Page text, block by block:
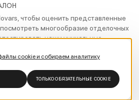
чтобы оценить представленные
многообразие отделочных
наши уникальные
cookie и собираем аналитику
ТОЛЬКО ОБЯЗАТЕЛЬНЫЕ COOKIE